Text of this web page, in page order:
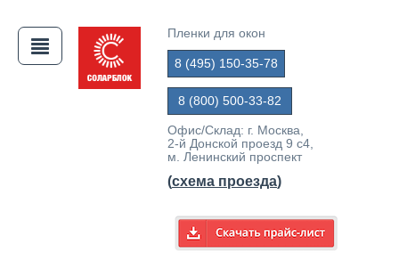
Пленки для окон
8 (495) 150-35-78
8 (800) 500-33-82
Офис/Склад: г. Москва,
2-й Донской проезд 9 с4,
м. Ленинский проспект
(схема проезда)